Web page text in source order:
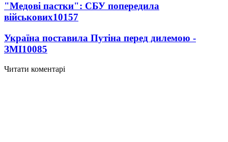
"Медові пастки": СБУ попередила
військових10157
Україна поставила Путіна перед дилемою -
ЗМІ10085
Читати коментарі